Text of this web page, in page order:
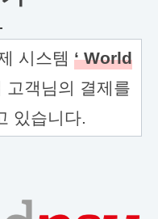
시스템 ‘ World
고객님의 결제를
있습니다.